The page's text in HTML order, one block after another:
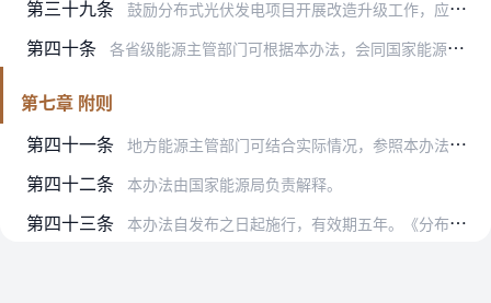
第三十九条 鼓励分布式光伏发电项目开展改造升级工作，应用先进、高效、安全的技术和设备。分布式光伏发电项目的拆除、设备回收与再利用，应当符合国家资源回收利用和生态环境、安全生…
第四十条 各省级能源主管部门可根据本办法，会同国家能源局派出机构制定适应本省（自治区、直辖市）实际的实施细则。
第七章 附则
第四十一条
地方能源主管部门可结合实际情况，参照本办法开展离网型分布式光伏发电的备案管理等工作。
第四十二条 本办法由国家能源局负责解释。
第四十三条 本办法自发布之日起施行，有效期五年。《分布式光伏发电项目管理暂行办法》（国能新能〔2013〕433号）同时废止。对于本办法发布之日前已备案且于2025年5月1日…